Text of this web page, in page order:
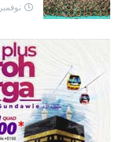
نوفمبر 03, 2024